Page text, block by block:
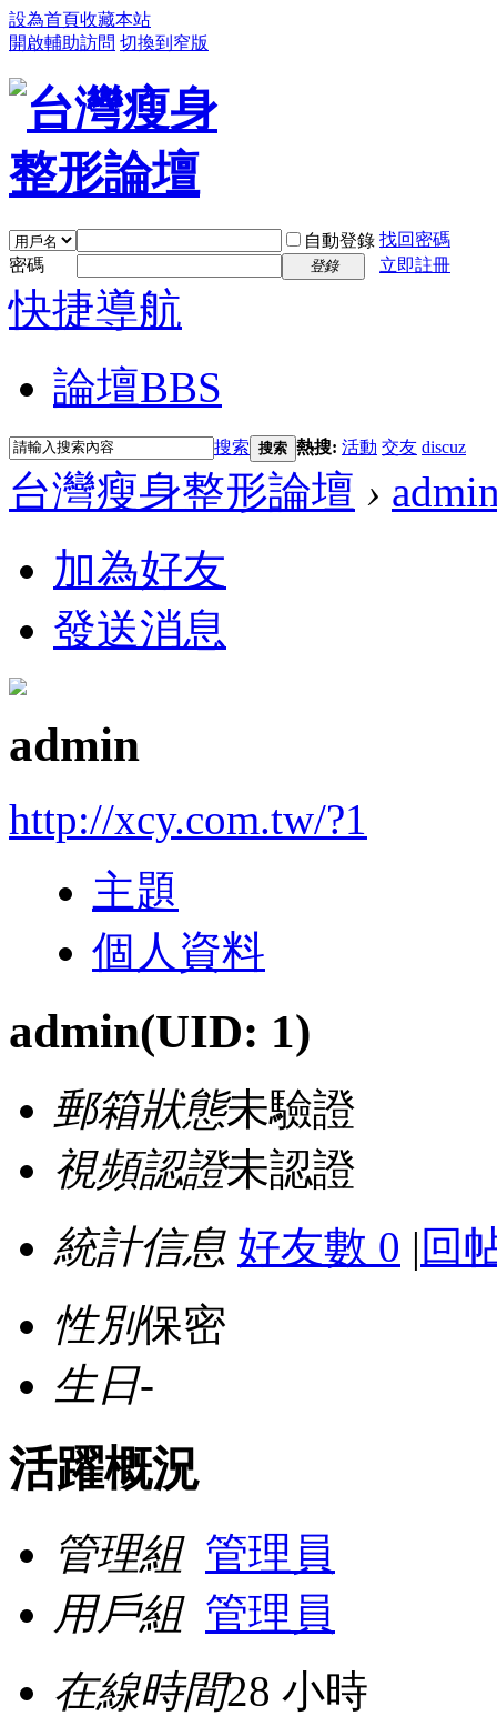
設為首頁收藏本站
開啟輔助訪問 切換到窄版
自動登錄 找回密碼
密碼
登錄 立即註冊
快捷導航
論壇BBS
搜索 搜索 熱搜: 活動 交友 discuz
台灣瘦身整形論壇 ›
加為好友
發送消息
admin
http://xcy.com.tw/?1
主題
個人資料
admin(UID: 1)
郵箱狀態未驗證
視頻認證未認證
統計信息 好友數 0 | 回
性別保密
生日-
活躍概況
管理組 管理員
用戶組 管理員
在線時間28 小時